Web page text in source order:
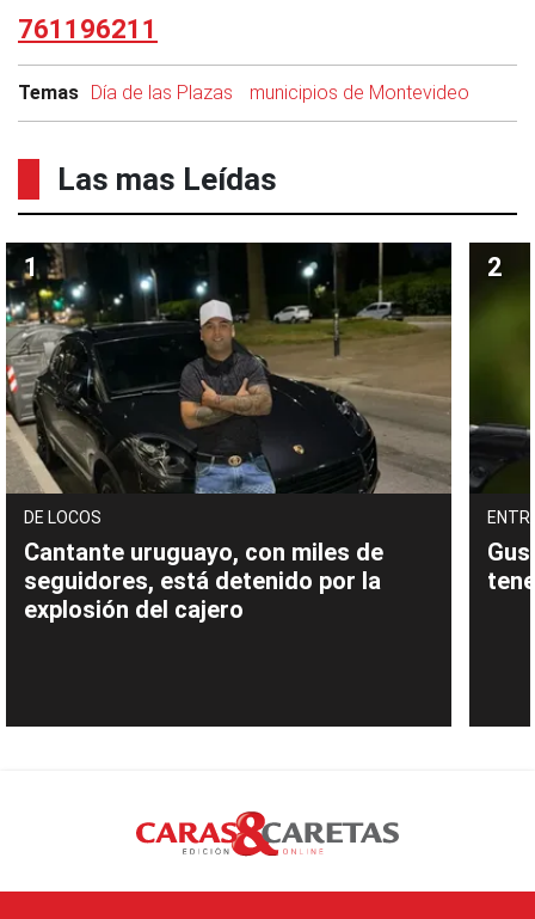
761196211
Temas Día de las Plazas municipios de Montevideo
Las mas Leídas
DE LOCOS
Cantante uruguayo, con miles de
seguidores, está detenido por la
explosión del cajero